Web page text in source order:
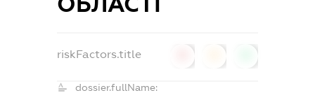
riskFactors.title
dossier.fullName: